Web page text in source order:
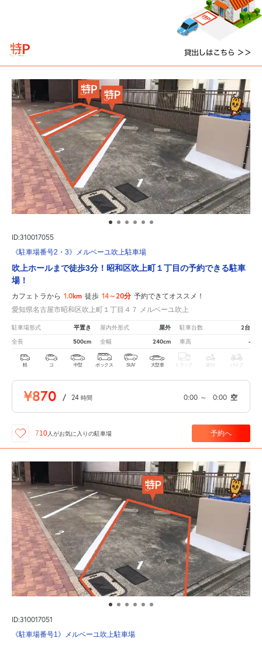
ID:310017055
《駐車場番号2・3》メルベーユ吹上駐車場
吹上ホールまで徒歩3分！昭和区吹上町１丁目の予約できる駐車
場！
カフェトラから 1.0km 徒歩 14～20分 予約できてオススメ！
愛知県名古屋市昭和区吹上町１丁目４７ メルベーユ吹上
駐車場形式 平置き 屋内外形式 屋外 駐車台数 2台
全長 500cm 全幅 240cm 車高 -
軽 コ 中型 ボックス SUV 大型車 トラック 原付 バイク
¥870 / 24 時間 0:00 ～ 0:00 空
710人がお気に入りの駐車場 予約へ
ID:310017051
《駐車場番号1》メルベーユ吹上駐車場